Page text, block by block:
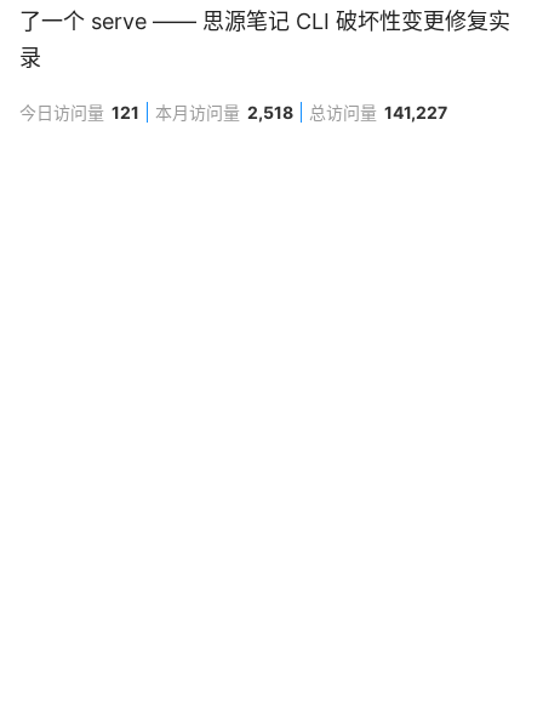
了一个 serve —— 思源笔记 CLI 破坏性变更修复实
录
今日访问量 121 本月访问量 2,518 总访问量 141,227